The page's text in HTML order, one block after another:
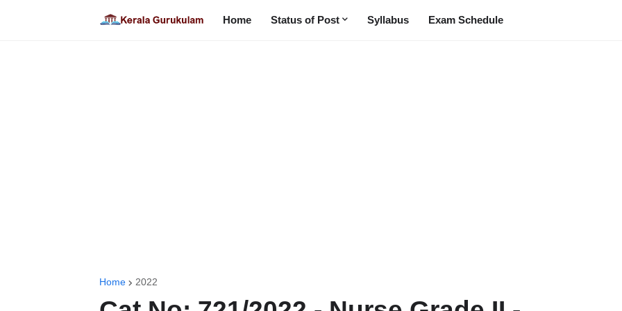
Home Status of Post Syllabus Exam Schedule
Home 2022